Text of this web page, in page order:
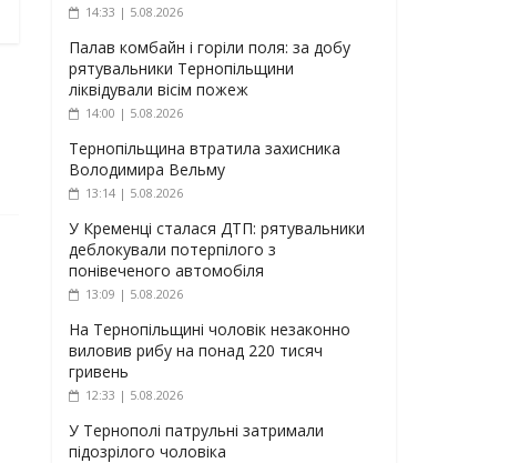
14:33 | 5.08.2026
Палав комбайн і горіли поля: за добу
рятувальники Тернопільщини
ліквідували вісім пожеж
14:00 | 5.08.2026
Тернопільщина втратила захисника
Володимира Вельму
13:14 | 5.08.2026
У Кременці сталася ДТП: рятувальники
деблокували потерпілого з
понівеченого автомобіля
13:09 | 5.08.2026
На Тернопільщині чоловік незаконно
виловив рибу на понад 220 тисяч
гривень
12:33 | 5.08.2026
У Тернополі патрульні затримали
підозрілого чоловіка